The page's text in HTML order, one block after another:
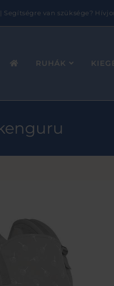
| Segítségre van szüksége?
RUHÁK